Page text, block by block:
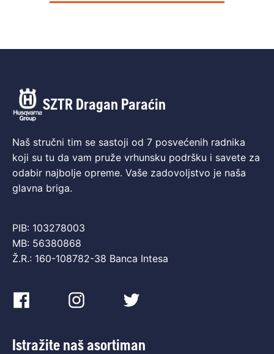
SZTR Dragan Paraćin
Naš stručni tim se sastoji od 7 posvećenih radnika
koji su tu da vam pruže vrhunsku podršku i savete za
odabir najbolje opreme. Vaše zadovoljstvo je naša
glavna briga.
PIB: 103278003
MB: 56380868
Ž.R.: 160-108782-38 Banca Intesa
Istražite naš asortiman